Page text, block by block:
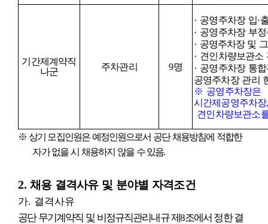
기간제계약직
나군
주차관리 9명
· 공영주차장 입·
· 공영주차장 부
· 공영주차장 및
· 견인차량보관소
· 공영주차장 통
공영주차장 관리
※ 공영주차장은
시간제공영주차장
견인차량보관소
※ 상기 모집인원은 예정인원으로서 공단 채용방침에 적합한
자가 없을 시 채용하지 않을 수 있음.
2. 채용 결격사유 및 분야별 자격조건
가. 결격사유
공단 무기계약직 및 비정규직관리내규 제8조에서 정한 결